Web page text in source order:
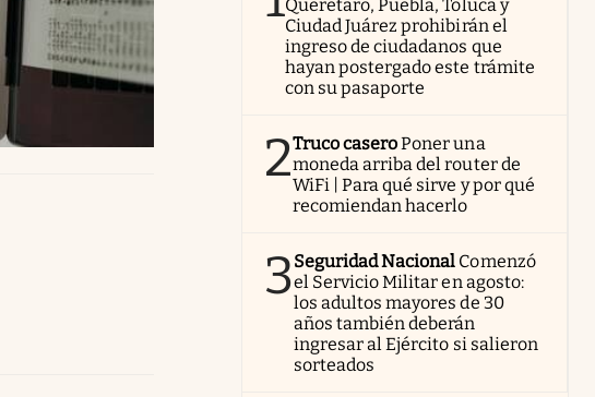
Querétaro, Puebla, Toluca y
Ciudad Juárez prohibirán el
ingreso de ciudadanos que
hayan postergado este trámite
con su pasaporte
2Truco caseroPoner una
moneda arriba del router de
WiFi | Para qué sirve y por qué
recomiendan hacerlo
3Seguridad Nacional Comenzó
el Servicio Militar en agosto:
los adultos mayores de 30
años también deberán
ingresar al Ejército si salieron
sorteados